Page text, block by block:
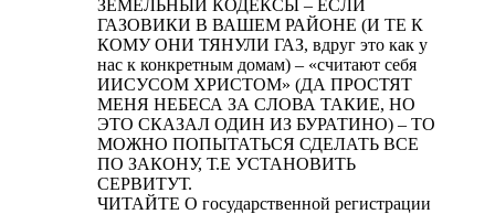
ЗЕМЕЛЬНЫЙ КОДЕКСЫ – ЕСЛИ
ГАЗОВИКИ В ВАШЕМ РАЙОНЕ (И ТЕ К
КОМУ ОНИ ТЯНУЛИ ГАЗ, вдруг это как у
нас к конкретным домам) – «считают себя
ИИСУСОМ ХРИСТОМ» (ДА ПРОСТЯТ
МЕНЯ НЕБЕСА ЗА СЛОВА ТАКИЕ, НО
ЭТО СКАЗАЛ ОДИН ИЗ БУРАТИНО) – ТО
МОЖНО ПОПЫТАТЬСЯ СДЕЛАТЬ ВСЕ
ПО ЗАКОНУ, Т.Е УСТАНОВИТЬ
СЕРВИТУТ.
ЧИТАЙТЕ О государственной регистрации